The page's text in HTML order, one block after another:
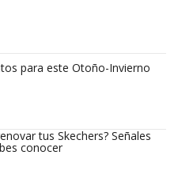
para este Otoño-Invierno
tus Skechers? Señales
conocer